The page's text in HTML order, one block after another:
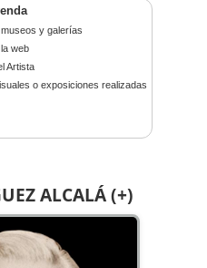
ALCALÁ (+)
y galerías
web
Artista
o exposiciones realizadas